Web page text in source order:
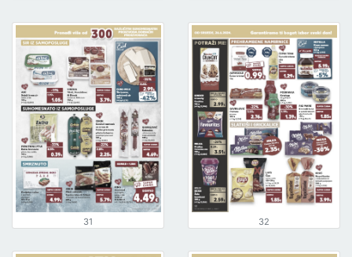
31 32